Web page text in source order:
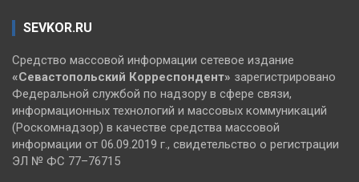
SEVKOR.RU
Средство массовой информации сетевое издание
«Севастопольский Корреспондент» зарегистрировано
Федеральной службой по надзору в сфере связи,
информационных технологий и массовых коммуникаций
(Роскомнадзор) в качестве средства массовой
информации от 06.09.2019 г., свидетельство о регистрации
ЭЛ № ФС 77–76715